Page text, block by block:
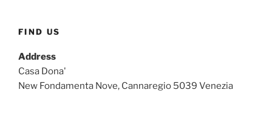
FIND US
Address
Casa Dona'
New Fondamenta Nove, Cannaregio 5039 Venezia